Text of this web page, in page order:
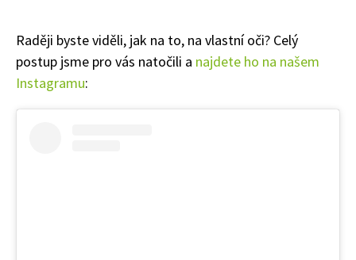
Raději byste viděli, jak na to, na vlastní oči? Celý
postup jsme pro vás natočili a najdete ho na našem
Instagramu: